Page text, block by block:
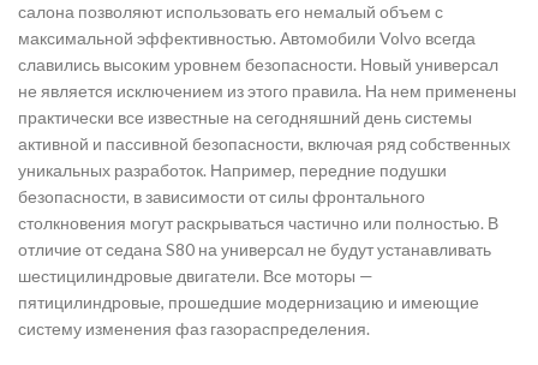
салона позволяют использовать его немалый объем с
максимальной эффективностью. Автомобили Volvo всегда
славились высоким уровнем безопасности. Новый универсал
не является исключением из этого правила. На нем применены
практически все известные на сегодняшний день системы
активной и пассивной безопасности, включая ряд собственных
уникальных разработок. Например, передние подушки
безопасности, в зависимости от силы фронтального
столкновения могут раскрываться частично или полностью. В
отличие от седана S80 на универсал не будут устанавливать
шестицилиндровые двигатели. Все моторы —
пятицилиндровые, прошедшие модернизацию и имеющие
систему изменения фаз газораспределения.